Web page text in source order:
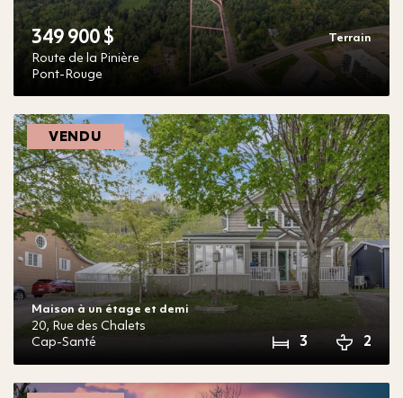
349 900 $ Terrain
Route de la Pinière
Pont-Rouge
VENDU
Maison à un étage et demi
20, Rue des Chalets
Cap-Santé
3 2